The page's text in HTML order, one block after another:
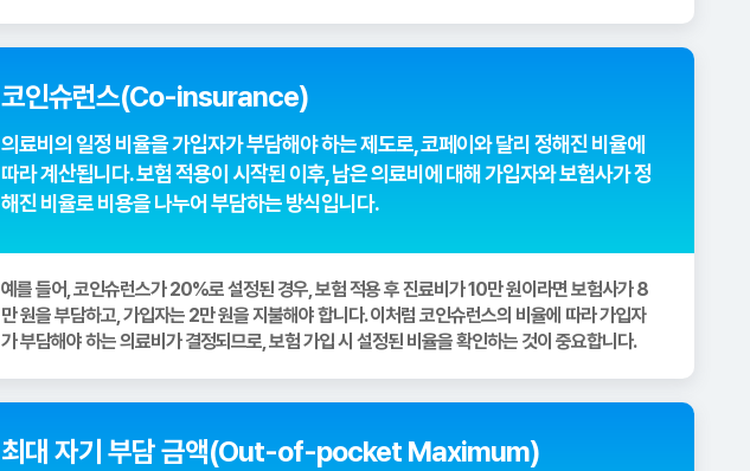
코인슈런스(Co-insurance)
의료비의 일정 비율을 가입자가 부담해야 하는 제도로, 코페이와 달리 정해진 비율에
따라 계산됩니다. 보험 적용이 시작된 이후, 남은 의료비에 대해 가입자와 보험사가 정
해진 비율로 비용을 나누어 부담하는 방식입니다.
예를 들어, 코인슈런스가 20%로 설정된 경우, 보험 적용 후 진료비가 10만 원이라면 보험사가 8
만 원을 부담하고, 가입자는 2만 원을 지불해야 합니다. 이처럼 코인슈런스의 비율에 따라 가입자
가 부담해야 하는 의료비가 결정되므로, 보험 가입 시 설정된 비율을 확인하는 것이 중요합니다.
최대 자기 부담 금액(Out-of-pocket Maximum)